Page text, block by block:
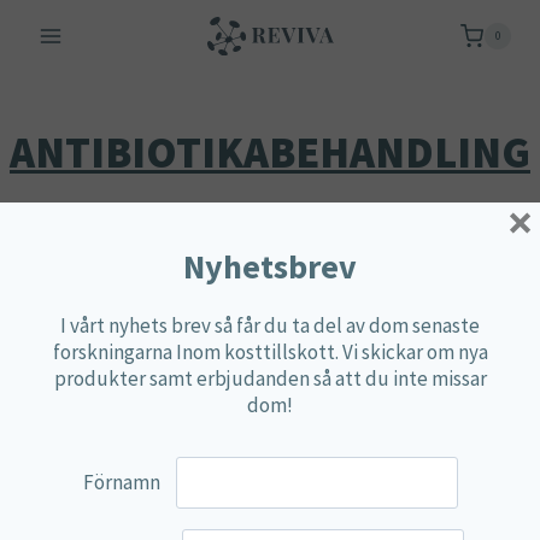
0
ANTIBIOTIKABEHANDLING
Nyhetsbrev
I vårt nyhets brev så får du ta del av dom senaste
forskningarna Inom kosttillskott. Vi skickar om nya
produkter samt erbjudanden så att du inte missar
dom!
Förnamn
×